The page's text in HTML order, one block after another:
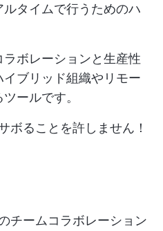
タイムで行うためのハ
ボレーションと生産性
ブリッド組織やリモー
ールです。
ボることを許しません！
チームコラボレーション